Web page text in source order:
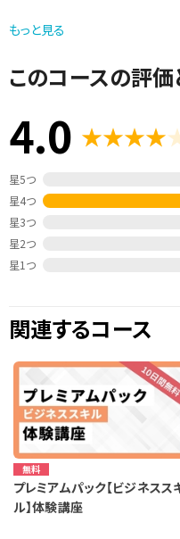
についての執筆や企画、講演、システ
ている。
BlogやWebメディアでのIT関連の著
もっと見る
このコースの評価
4.0
星5つ
星4つ
星3つ
星2つ
星1つ
関連するコース
無料
プレミアムパック【ビジネスス
ル】体験講座